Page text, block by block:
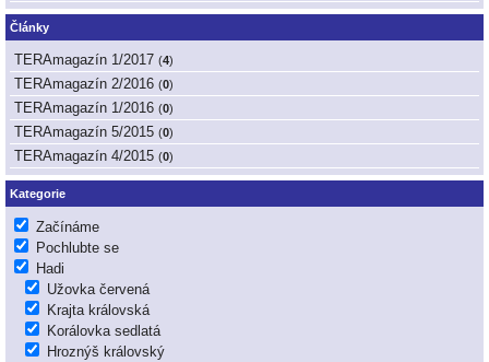
Články
TERAmagazín 1/2017 (4)
TERAmagazín 2/2016 (0)
TERAmagazín 1/2016 (0)
TERAmagazín 5/2015 (0)
TERAmagazín 4/2015 (0)
Kategorie
Začínáme
Pochlubte se
Hadi
Užovka červená
Krajta královská
Korálovka sedlatá
Hroznýš královský